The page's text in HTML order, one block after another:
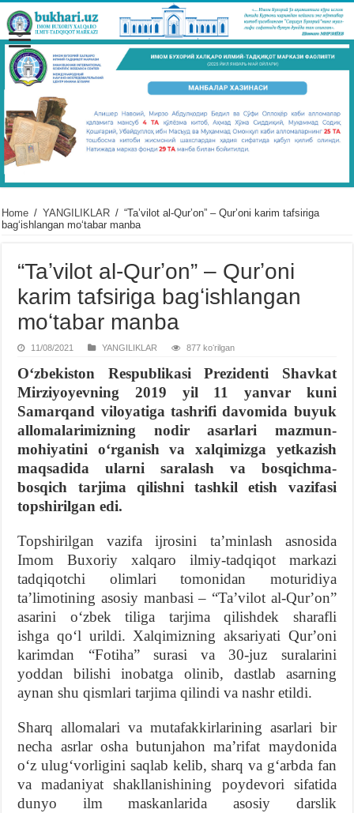
Home / YANGILIKLAR / “Taʼvilot al-Qurʼon” – Qurʼoni karim tafsiriga
bagʻishlangan moʻtabar manba
“Taʼvilot al-Qurʼon” – Qurʼoni
karim tafsiriga bagʻishlangan
moʻtabar manba
11/08/2021 YANGILIKLAR 877 koʻrilgan
Oʻzbekiston Respublikasi Prezidenti Shavkat
Mirziyoyevning 2019 yil 11 yanvar kuni
Samarqand viloyatiga tashrifi davomida buyuk
allomalarimizning nodir asarlari mazmun-
mohiyatini oʻrganish va xalqimizga yetkazish
maqsadida ularni saralash va bosqichma-
bosqich tarjima qilishni tashkil etish vazifasi
topshirilgan edi.
Topshirilgan vazifa ijrosini taʼminlash asnosida
Imom Buxoriy xalqaro ilmiy-tadqiqot markazi
tadqiqotchi olimlari tomonidan moturidiya
taʼlimotining asosiy manbasi – “Taʼvilot al-Qurʼon”
asarini oʻzbek tiliga tarjima qilishdek sharafli
ishga qoʻl urildi. Xalqimizning aksariyati Qurʼoni
karimdan “Fotiha” surasi va 30-juz suralarini
yoddan bilishi inobatga olinib, dastlab asarning
aynan shu qismlari tarjima qilindi va nashr etildi.
Sharq allomalari va mutafakkirlarining asarlari bir
necha asrlar osha butunjahon maʼrifat maydonida
oʻz ulugʻvorligini saqlab kelib, sharq va gʻarbda fan
va madaniyat shakllanishining poydevori sifatida
dunyo ilm maskanlarida asosiy darslik